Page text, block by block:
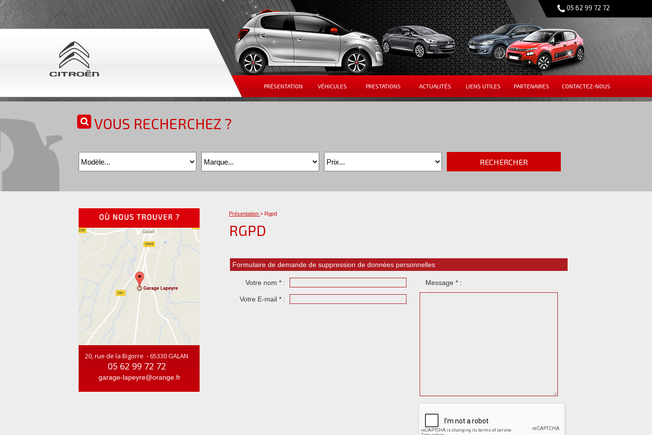
05 62 99 72 72
PRÉSENTATION VÉHICULES PRESTATIONS ACTUALITÉS LIENS UTILES PARTENAIRES CONTACTEZ-NOUS
VOUS RECHERCHEZ ?
RECHERCHER
20, rue de la Bigorre - 65330 GALAN
05 62 99 72 72
garage-lapeyre@orange.fr
Présentation > Rgpd
RGPD
Formulaire de demande de suppression de données personnelles
Votre nom * :
Votre E-mail * :
Message * :